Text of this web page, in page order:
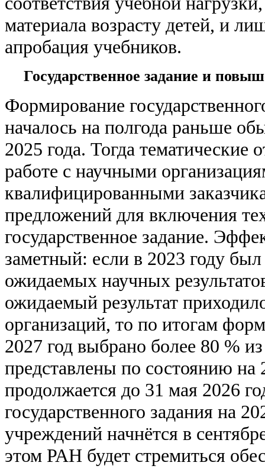
материала возрасту детей, и
апробация учебников.
Государственное задание и
Формирование
началось на полгода раньше
2025 года. Тогда тематические
работе с научными
квалифицированными
предложений для включения
государственное задание.
заметный: если в 2023 году
ожидаемых научных
ожидаемый результат
организаций, то по итогам
2027 год выбрано более 80 %
представлены по состоянию на
продолжается до 31 мая 2026
государственного задания на
учреждений начнётся в
этом РАН будет стремиться